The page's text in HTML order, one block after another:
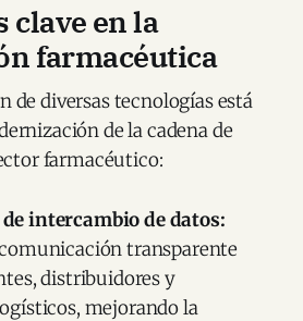
clave en la
farmacéutica
de diversas tecnologías está
de la cadena de
farmacéutico:​
intercambio de datos:
transparente
distribuidores y
mejorando la